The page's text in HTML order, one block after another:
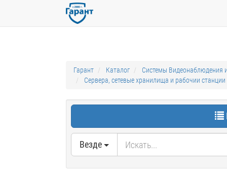
Гарант Каталог
Системы Видеонаблюдения
Сервера, сетевые хранилища и рабочии станции
Везде